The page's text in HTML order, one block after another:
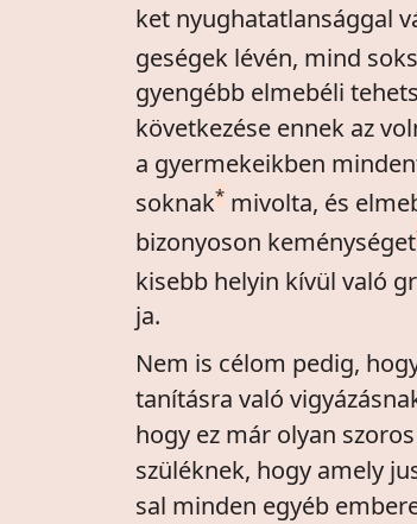
ket nyughatatlansággal
geségek lévén, mind
gyengébb elmebéli
következése ennek az
a gyermekeikben
soknak* mivolta, és
bizonyoson keménységet
kisebb helyin kívül való
ja.
Nem is célom pedig,
tanításra való
hogy ez már olyan
szüléknek, hogy amely
sal minden egyéb